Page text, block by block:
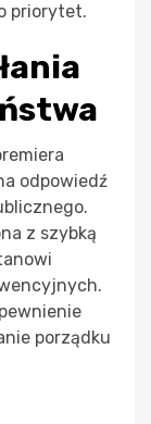
priorytet.
odpowiedź
z szybką
porządku